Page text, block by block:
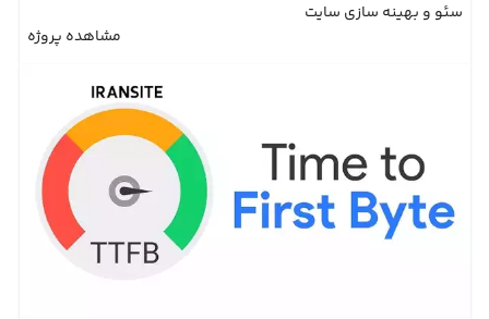
سئو و بهینه سازی سایت
مشاهده پروژه